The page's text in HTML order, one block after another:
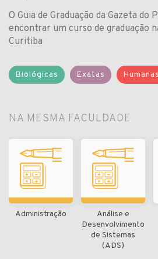
O Guia de Graduação da Gazeta do
encontrar um curso de graduação
Curitiba
Biológicas Exatas Humanas
NA MESMA FACULDADE
Administração
Análise e
Desenvolvimento
de Sistemas
(ADS)